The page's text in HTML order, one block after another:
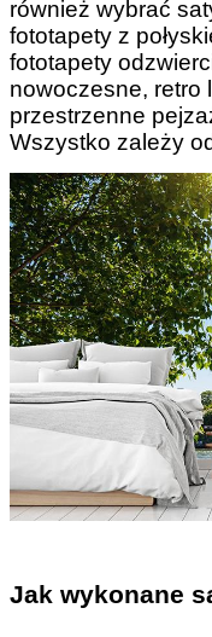
również wybrać
fototapety z
fototapety
nowoczesne, retro
przestrzenne
Wszystko zależy
Jak wykonane